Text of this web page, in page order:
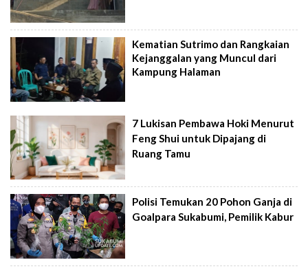
Kematian Sutrimo dan Rangkaian
Kejanggalan yang Muncul dari
Kampung Halaman
7 Lukisan Pembawa Hoki Menurut
Feng Shui untuk Dipajang di
Ruang Tamu
Polisi Temukan 20 Pohon Ganja di
Goalpara Sukabumi, Pemilik Kabur